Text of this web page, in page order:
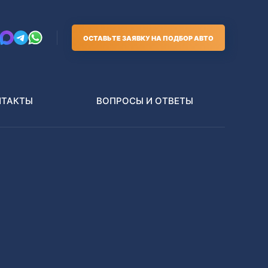
ОСТАВЬТЕ ЗАЯВКУ НА ПОДБОР АВТО
ВОПРОСЫ И ОТВЕТЫ